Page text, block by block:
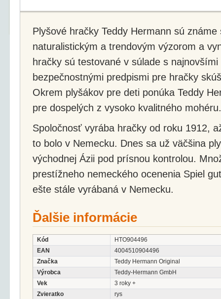
Plyšové hračky Teddy Hermann sú
naturalistickým a trendovým výzorom a
hračky sú testované v súlade s
bezpečnostnými predpismi pre hračky
Okrem plyšákov pre deti ponúka Teddy
pre dospelých z vysoko kvalitného mohéru.
Spoločnosť vyrába hračky od roku 1912,
to bolo v Nemecku. Dnes sa už väčšina
východnej Ázii pod prísnou kontrolou.
prestížneho nemeckého ocenenia Spiel
ešte stále vyrábaná v Nemecku.
Ďalšie informácie
Kód
HTO904496
EAN
4004510904496
Značka
Teddy Hermann Original
Výrobca
Teddy-Hermann GmbH
Vek
3 roky +
Zvieratko
rys